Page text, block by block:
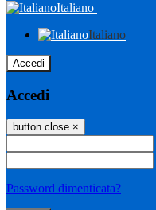
Italiano
Italiano
Accedi
Accedi
button close ×
Password dimenticata?